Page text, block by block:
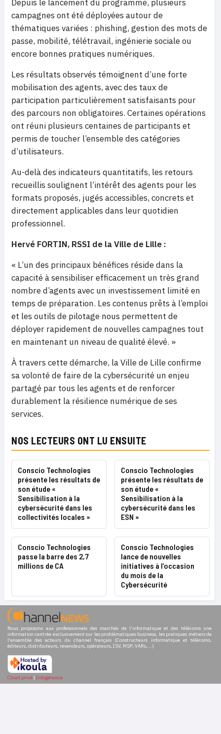
Depuis le lancement du programme, plusieurs
campagnes ont été déployées autour de
thématiques variées : phishing, gestion des mots de
passe, mobilité, télétravail, ingénierie sociale ou
encore bonnes pratiques numériques.
Les résultats observés témoignent d’une forte
mobilisation des agents, avec des taux de
participation particulièrement satisfaisants pour
des parcours non obligatoires. Certaines opérations
ont réuni plusieurs centaines de participants et
permis de toucher l’ensemble des catégories
d’utilisateurs.
Au-delà des indicateurs quantitatifs, les retours
recueillis soulignent l’intérêt des agents pour les
formats proposés, jugés accessibles, concrets et
directement applicables dans leur quotidien
professionnel.
Hervé FORTIN, RSSI de la Ville de Lille :
« L’un des principaux bénéfices réside dans la
capacité à sensibiliser efficacement un très grand
nombre d’agents avec un investissement limité en
temps de préparation. Les contenus prêts à l’emploi
et les outils de pilotage nous permettent de
déployer rapidement de nouvelles campagnes tout
en maintenant un niveau de qualité élevé. »
À travers cette démarche, la Ville de Lille confirme
sa volonté de faire de la cybersécurité un enjeu
partagé par tous les agents et de renforcer
durablement la résilience numérique de ses
services.
NOS LECTEURS ONT LU ENSUITE
Conscio Technologies
présente les résultats de
son étude «
Sensibilisation à la
cybersécurité dans les
collectivités locales »
Conscio Technologies
présente les résultats de
son étude «
Sensibilisation à la
cybersécurité dans les
ESN »
Conscio Technologies
passe la barre des 2,7
millions de CA
Conscio Technologies
lance de nouvelles
initiatives à l’occasion
du mois de la
Cybersécurité
Nous proposons aux professionnels des marchés de l'informatique et des télécoms une
information centrée exclusivement sur les problématiques business, les pratiques métiers de
l'ensemble des acteurs du channel français (Constructeurs informatique et télécoms,
éditeurs, distributeurs, revendeurs, opérateurs, ISV, MSP, VARs,...)
Cloud privé | Infogérance